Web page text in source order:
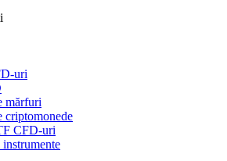
uri
mărfuri
criptomonede
CFD-uri